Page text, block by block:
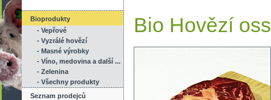
Bioprodukty
- Vepřové
- Vyzrálé hovězí
- Masné výrobky
- Víno, medovina a další ...
- Zelenina
- Všechny produkty
Seznam prodejců
Bio Hovězí